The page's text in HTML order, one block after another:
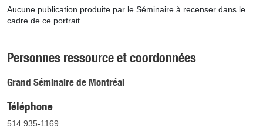
Aucune publication produite par le Séminaire à recenser dans le
cadre de ce portrait.
Personnes ressource et coordonnées
Grand Séminaire de Montréal
Téléphone
514 935-1169